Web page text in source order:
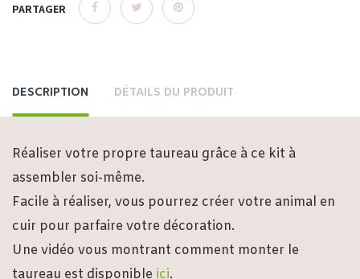
PARTAGER
DESCRIPTION DÉTAILS DU PRODUIT
Réaliser votre propre taureau grâce à ce kit à
assembler soi-même.
Facile à réaliser, vous pourrez créer votre animal en
cuir pour parfaire votre décoration.
Une vidéo vous montrant comment monter le
taureau est disponible ici.